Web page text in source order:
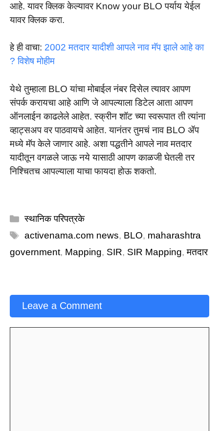
आहे. यावर क्लिक केल्यावर Know your BLO पर्याय येईल
यावर क्लिक करा.
हे ही वाचा: 2002 मतदार यादीशी आपले नाव मॅप झाले आहे का
? विशेष मोहीम
येथे तुम्हाला BLO यांचा मोबाईल नंबर दिसेल त्यावर आपण
संपर्क करायचा आहे आणि जे आपल्याला डिटेल आता आपण
ऑनलाईन काढलेले आहेत. स्क्रीन शॉट च्या स्वरूपात ती त्यांना
व्हाट्सअप वर पाठवायचे आहेत. यानंतर तुमचं नाव BLO ॲप
मध्ये मॅप केले जाणार आहे. अशा पद्धतीने आपले नाव मतदार
यादीतून वगळले जाऊ नये यासाठी आपण काळजी घेतली तर
निश्चितच आपल्याला याचा फायदा होऊ शकतो.
Categories
स्थानिक परिपत्रके
Tags
activenama.com news, BLO, maharashtra
government, Mapping, SIR, SIR Mapping,मतदार
Leave a Comment